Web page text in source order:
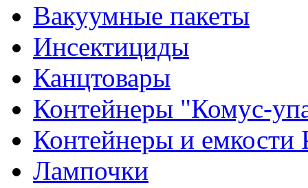
Вакуумные пакеты
Инсектициды
Канцтовары
Контейнеры "Комус-
Контейнеры и емкости
Лампочки